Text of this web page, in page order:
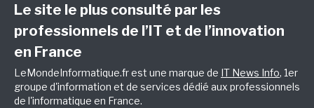
Le site le plus consulté par les
professionnels de l’IT et de l’innovation
en France
LeMondeInformatique.fr est une marque de IT News Info, 1er
groupe d'information et de services dédié aux professionnels
de l'informatique en France.